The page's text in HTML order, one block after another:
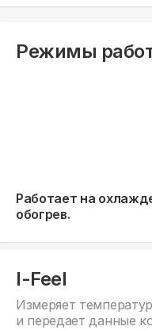
Режимы
Работает на
обогрев.
I-Feel
Измеряет
и передает данные